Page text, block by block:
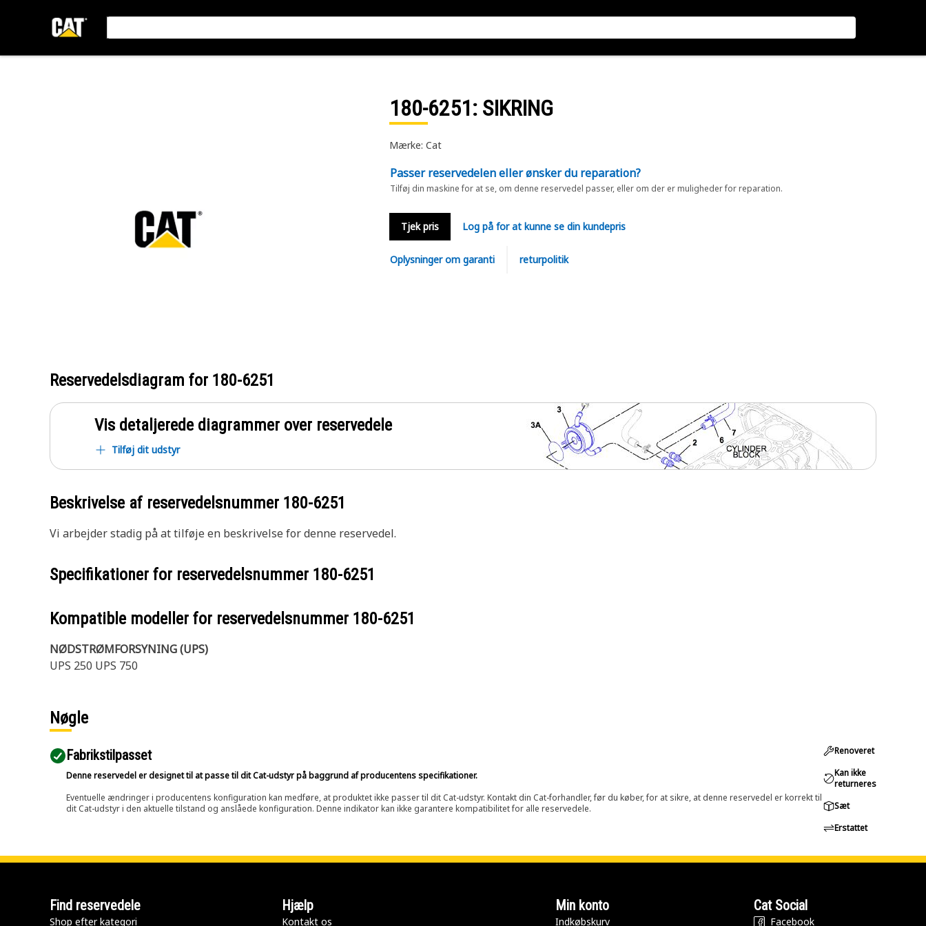
180-6251: SIKRING
Mærke: Cat
Passer reservedelen eller ønsker du reparation?
Tilføj din maskine for at se, om denne reservedel passer, eller om der er muligheder for reparation.
Tjek pris Log på for at kunne se din kundepris
Oplysninger om garanti returpolitik
Reservedelsdiagram for 180-6251
Vis detaljerede diagrammer over reservedele
Tilføj dit udstyr
Beskrivelse af reservedelsnummer 180-6251
Vi arbejder stadig på at tilføje en beskrivelse for denne reservedel.
Specifikationer for reservedelsnummer 180-6251
Kompatible modeller for reservedelsnummer 180-6251
NØDSTRØMFORSYNING (UPS)
UPS 250 UPS 750
Nøgle
Fabrikstilpasset
Denne reservedel er designet til at passe til dit Cat-udstyr på baggrund af producentens specifikationer.
Eventuelle ændringer i producentens konfiguration kan medføre, at produktet ikke passer til dit Cat-udstyr. Kontakt din Cat-forhandler, før du køber, for at sikre, at denne reservedel er korrekt til
dit Cat-udstyr i den aktuelle tilstand og anslåede konfiguration. Denne indikator kan ikke garantere kompatibilitet for alle reservedele.
Renoveret
Kan ikke
returneres
Sæt
Erstattet
Find reservedele
Shop efter kategori
Hjælp
Kontakt os
Min konto
Indkøbskurv
Cat Social
Facebook